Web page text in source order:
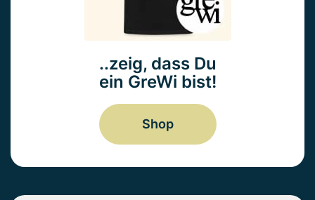
..zeig, dass Du
ein GreWi bist!
Shop